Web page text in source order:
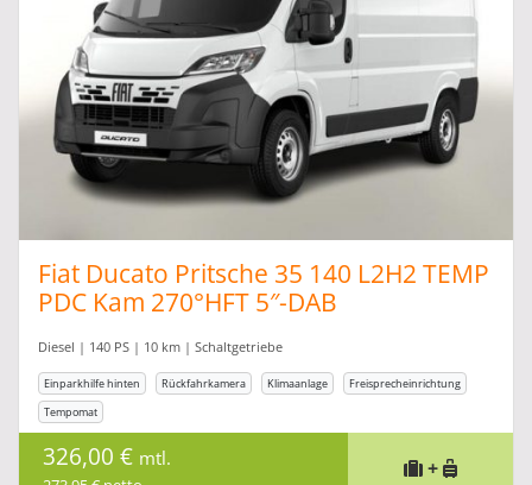
Fiat Ducato Pritsche 35 140 L2H2 TEMP
PDC Kam 270°HFT 5″-DAB
Diesel | 140 PS | 10 km | Schaltgetriebe
Einparkhilfe hinten Rückfahrkamera Klimaanlage
Freisprecheinrichtung
Tempomat
326,00 € mtl. +